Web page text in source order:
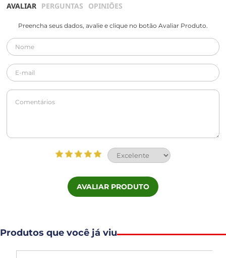
AVALIAR PERGUNTAS OPINIÕES
Preencha seus dados, avalie e clique no botão Avaliar Produto.
AVALIAR PRODUTO
Produtos que você já viu